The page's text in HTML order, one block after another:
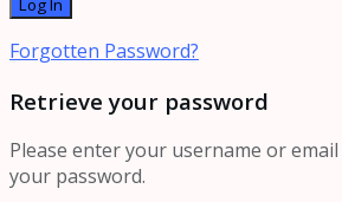
Forgotten Password?
Retrieve your password
Please enter your username or
your password.